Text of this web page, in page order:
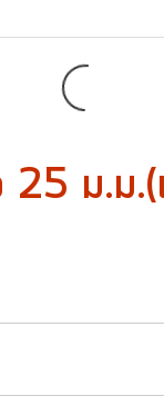
25 ม.ม